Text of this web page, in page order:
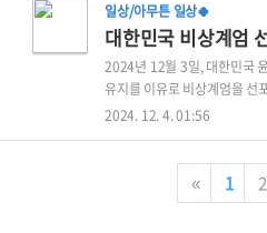
대한민국 윤석열 대통령이 국
계엄을 선포했다. 이는 1987
로, 국민의 권리와 일상에
서 다룰 내용1. 계엄령이란 무
엇이 문제였을까?3. 계엄령
반응은 어땠..
일상/아무튼 일상🍀
2024년 12월 3일, 대한민국
유지를 이유로 비상계엄을 선
으로 시행되는 조치로, 국민의
야 할 대응 방안 5. 국제 사회
과 교훈 7. 결론 1. 비상계엄
2024. 12. 4. 01:56
« 1 2